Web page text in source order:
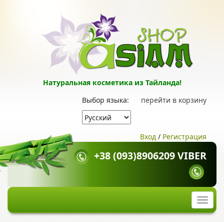
Натуральная косметика из Тайланда!
перейти в корзину
Выбор языка:
Вход / Регистрация
+38 (093)8906209 VIBER